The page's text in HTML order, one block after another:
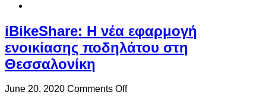
iBikeShare: Η νέα εφαρμογή
ενοικίασης ποδηλάτου στη
Θεσσαλονίκη
June 20, 2020 Comments Offon